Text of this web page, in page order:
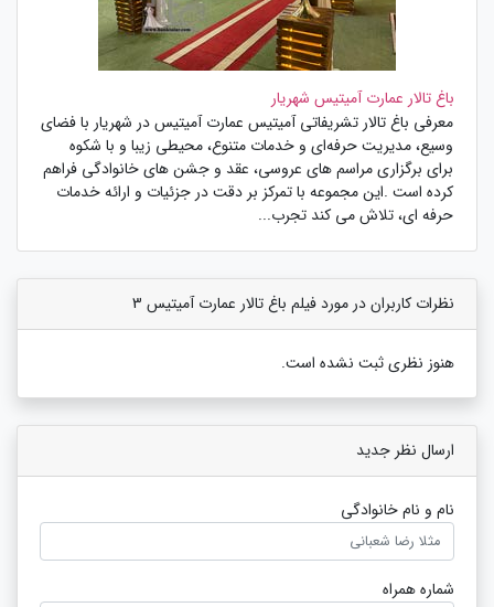
باغ تالار عمارت آمیتیس شهریار
معرفی باغ تالار تشریفاتی آمیتیس عمارت آمیتیس در شهریار با فضای
وسیع، مدیریت حرفه‌ای و خدمات متنوع، محیطی زیبا و با شکوه
برای برگزاری مراسم‌ های عروسی، عقد و جشن ‌های خانوادگی فراهم
کرده است .این مجموعه با تمرکز بر دقت در جزئیات و ارائه خدمات
حرفه ‌ای، تلاش می‌ کند تجرب...
نظرات کاربران در مورد فیلم باغ تالار عمارت آمیتیس 3
هنوز نظری ثبت نشده است.
ارسال نظر جدید
نام و نام خانوادگی
شماره همراه